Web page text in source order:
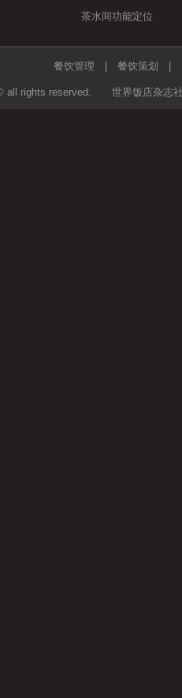
茶水间功能定位
餐饮管理 餐饮策划
all rights reserved. 世界饭店杂志